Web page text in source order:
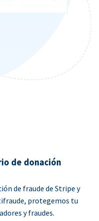
de donación
de fraude de Stripe y
protegemos tu
y fraudes.